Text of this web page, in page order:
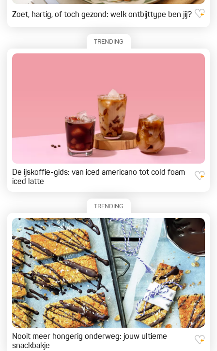
Zoet, hartig, of toch gezond: welk ontbijttype ben jij?
TRENDING
De ijskoffie-gids: van iced americano tot cold foam
iced latte
TRENDING
Nooit meer hongerig onderweg: jouw ultieme
snackbakje